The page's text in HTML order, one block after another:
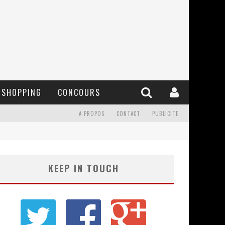
SHOPPING CONCOURS
A PROPOS CONTACT PUBLICITE
KEEP IN TOUCH